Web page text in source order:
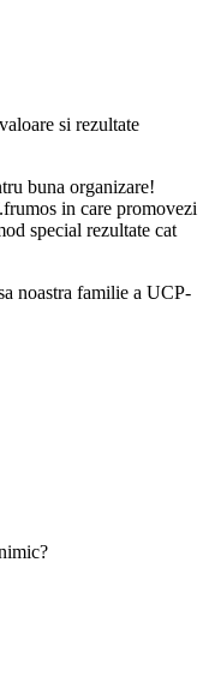
si rezultate
buna organizare!
in care promovezi
special rezultate cat
noastra familie a UCP-